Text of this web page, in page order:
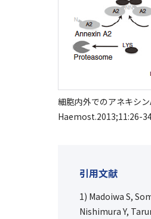
細胞内外でのアネキシ
Haemost.2013;11:26-34
引用文献
1) Madoiwa S,
Nishimura Y,